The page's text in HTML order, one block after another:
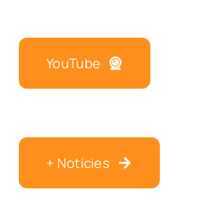
YouTube
+ Notícies